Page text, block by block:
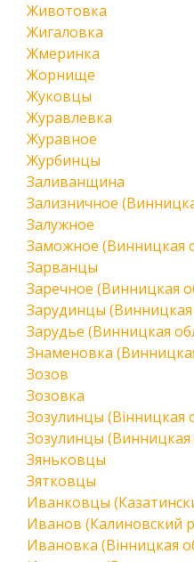
Животовка
Жигаловка
Жмеринка
Жорнище
Жуковцы
Журавлевка
Журавное
Журбинцы
Заливанщина
Зализничное
Залужное
Заможное (Винницкая
Зарванцы
Заречное (Винницкая
Зарудинцы (Винницкая
Зарудье (Винницкая
Знаменовка
Зозов
Зозовка
Зозулинцы (Вінницкая
Зозулинцы (Винницкая
Зяньковцы
Зятковцы
Иванковцы
Иванов (Калиновский
Ивановка (Вінницкая